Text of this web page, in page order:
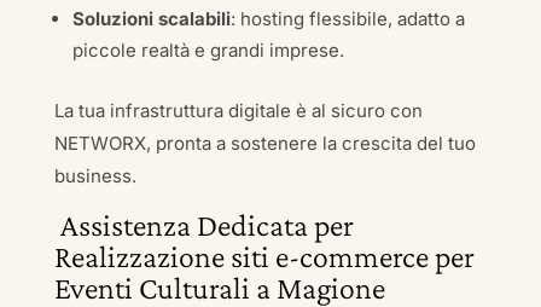
Soluzioni scalabili: hosting flessibile, adatto a
piccole realtà e grandi imprese.
La tua infrastruttura digitale è al sicuro con
NETWORX, pronta a sostenere la crescita del tuo
business.
Assistenza Dedicata per
Realizzazione siti e-commerce per
Eventi Culturali a Magione